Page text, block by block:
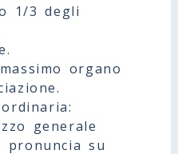
1/3 degli
organo
generale
pronuncia su